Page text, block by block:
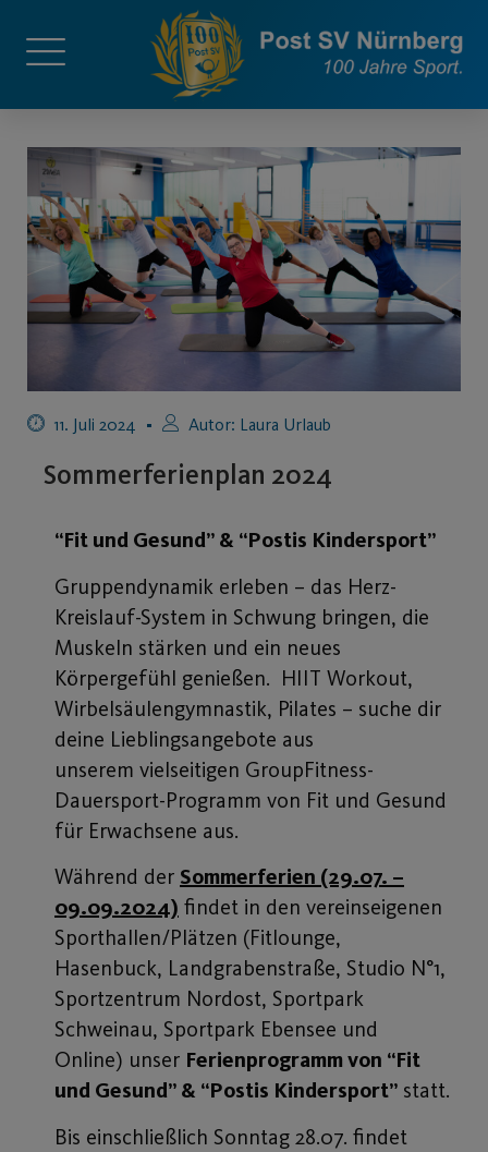
11. Juli 2024 Autor: Laura Urlaub
Sommerferienplan 2024
“Fit und Gesund” & “Postis Kindersport”
Gruppendynamik erleben – das Herz-
Kreislauf-System in Schwung bringen, die
Muskeln stärken und ein neues
Körpergefühl genießen. HIIT Workout,
Wirbelsäulengymnastik, Pilates – suche dir
deine Lieblingsangebote aus
unserem vielseitigen GroupFitness-
Dauersport-Programm von Fit und Gesund
für Erwachsene aus.
Während der Sommerferien (29.07. –
09.09.2024) findet in den vereinseigenen
Sporthallen/Plätzen (Fitlounge,
Hasenbuck, Landgrabenstraße, Studio N°1,
Sportzentrum Nordost, Sportpark
Schweinau, Sportpark Ebensee und
Online) unser Ferienprogramm von “Fit
und Gesund” & “Postis Kindersport” statt.
Bis einschließlich Sonntag 28.07. findet